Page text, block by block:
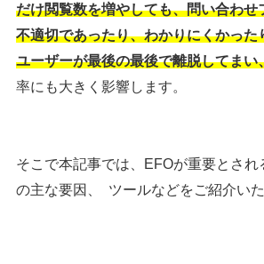
だけ閲覧数を増やしても、問い合わせ
不適切であったり、わかりにくかった
ユーザーが最後の最後で離脱してまい
率にも大きく影響します。
そこで本記事では、EFOが重要とされ
の主な要因、 ツールなどをご紹介いた